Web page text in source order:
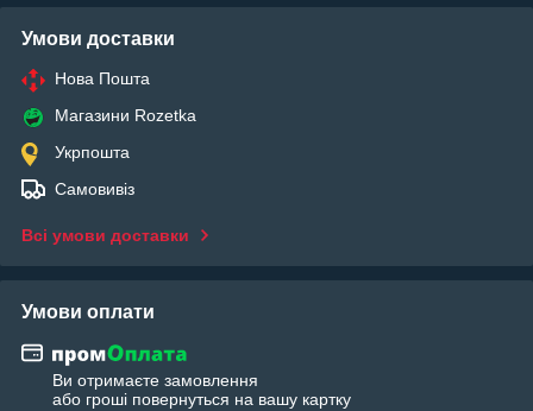
Умови доставки
Нова Пошта
Магазини Rozetka
Укрпошта
Самовивіз
Всі умови доставки
Умови оплати
Ви отримаєте замовлення
або гроші повернуться на вашу картку